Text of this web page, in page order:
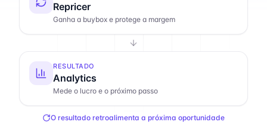
Repricer
Ganha a buybox e protege a margem
RESULTADO
Analytics
Mede o lucro e o próximo passo
O resultado retroalimenta a próxima oportunidade